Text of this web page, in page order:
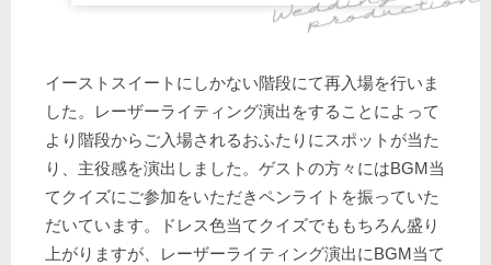
イーストスイートにしかない階段にて再入場を行いま
した。レーザーライティング演出をすることによって
より階段からご入場されるおふたりにスポットが当た
り、主役感を演出しました。ゲストの方々にはBGM当
てクイズにご参加をいただきペンライトを振っていた
だいています。ドレス色当てクイズでももちろん盛り
上がりますが、レーザーライティング演出にBGM当て